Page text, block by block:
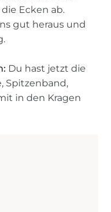
Ecken ab.
gut heraus und
Du hast jetzt die
Spitzenband,
in den Kragen